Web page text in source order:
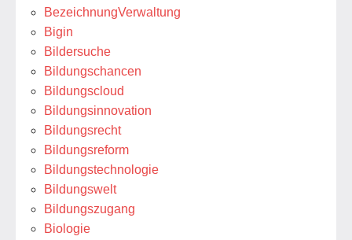
BezeichnungVerwaltung
Bigin
Bildersuche
Bildungschancen
Bildungscloud
Bildungsinnovation
Bildungsrecht
Bildungsreform
Bildungstechnologie
Bildungswelt
Bildungszugang
Biologie